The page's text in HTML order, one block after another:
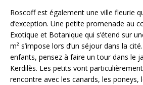
Roscoff est également une ville fleurie
d’exception. Une petite promenade au
Exotique et Botanique qui s’étend sur
m² s’impose lors d’un séjour dans la
enfants, pensez à faire un tour dans le
Kerdilès. Les petits vont
rencontre avec les canards, les poneys,